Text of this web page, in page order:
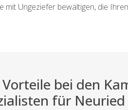
Ungeziefer bewältigen, die
bei den
für Neuried